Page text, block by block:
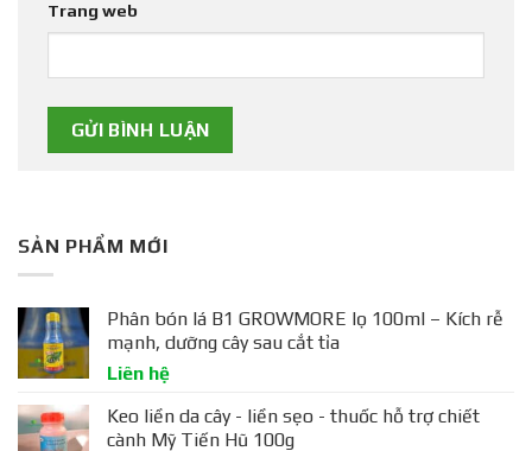
Trang web
SẢN PHẨM MỚI
Phân bón lá B1 GROWMORE lọ 100ml – Kích rễ
mạnh, dưỡng cây sau cắt tỉa
Liên hệ
Keo liền da cây - liền sẹo - thuốc hỗ trợ chiết
cành Mỹ Tiến Hũ 100g